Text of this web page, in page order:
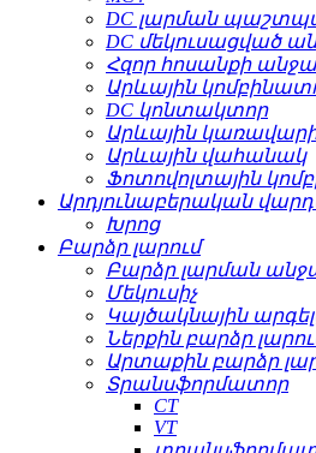
DC լարման
DC մեկուսացված
Հզոր հոսանքի
Արևային
DC կոնտակտոր
Արևային
Արևային վահանակ
Ֆոտովոլտային
Արդյունաբերական
Խրոց
Բարձր լարում
Բարձր լարման
Մեկուսիչ
Կայծակնային
Ներքին բարձր
Արտաքին բարձր
Տրանսֆորմատոր
CT
VT